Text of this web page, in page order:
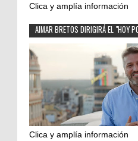
Clica y amplía información
AIMAR BRETOS DIRIGIRÁ EL "HOY
Clica y amplía información